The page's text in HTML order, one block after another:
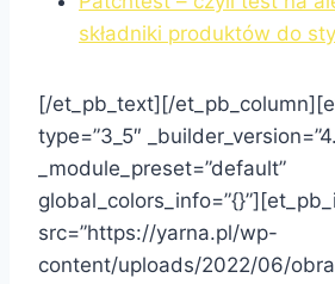
składniki produktów do
[/et_pb_text][/
type=”3_5″
_module_preset=”default”
src=”https://yarna.pl/wp-
content/uploads/2022/06/